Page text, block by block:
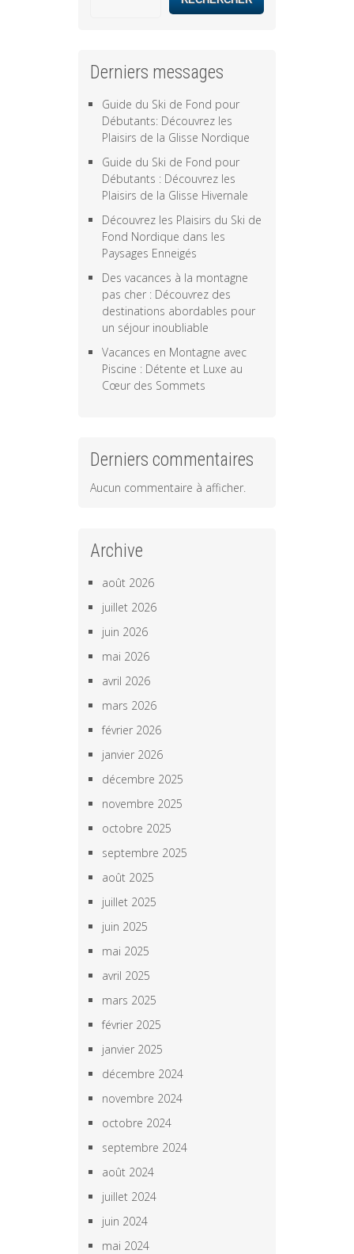
Derniers messages
Guide du Ski de Fond pour
Débutants: Découvrez les
Plaisirs de la Glisse Nordique
Guide du Ski de Fond pour
Débutants : Découvrez les
Plaisirs de la Glisse Hivernale
Découvrez les Plaisirs du Ski de
Fond Nordique dans les
Paysages Enneigés
Des vacances à la montagne
pas cher : Découvrez des
destinations abordables pour
un séjour inoubliable
Vacances en Montagne avec
Piscine : Détente et Luxe au
Cœur des Sommets
Derniers commentaires
Aucun commentaire à afficher.
Archive
août 2026
juillet 2026
juin 2026
mai 2026
avril 2026
mars 2026
février 2026
janvier 2026
décembre 2025
novembre 2025
octobre 2025
septembre 2025
août 2025
juillet 2025
juin 2025
mai 2025
avril 2025
mars 2025
février 2025
janvier 2025
décembre 2024
novembre 2024
octobre 2024
septembre 2024
août 2024
juillet 2024
juin 2024
mai 2024